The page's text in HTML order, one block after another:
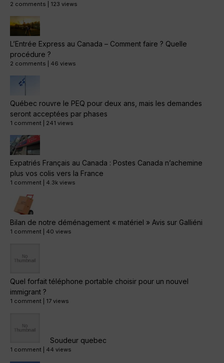
2 comments 123 views
L’Entrée Express au Canada – Comment faire ? Quelle
procédure ?
2 comments 46 views
Québec rouvre le PEQ pour deux ans, mais les demandes
seront acceptées par phases
1 comment 241 views
Expatriés Français au Canada : Postes Canada n’achemine
plus vos colis vers la France
1 comment 4.3k views
Bilan de notre déménagement « matériel » Avis sur Galliéni
1 comment 40 views
Quel forfait téléphone portable choisir pour un nouvel
immigrant ?
1 comment 17 views
Soudeur quebec
1 comment 44 views